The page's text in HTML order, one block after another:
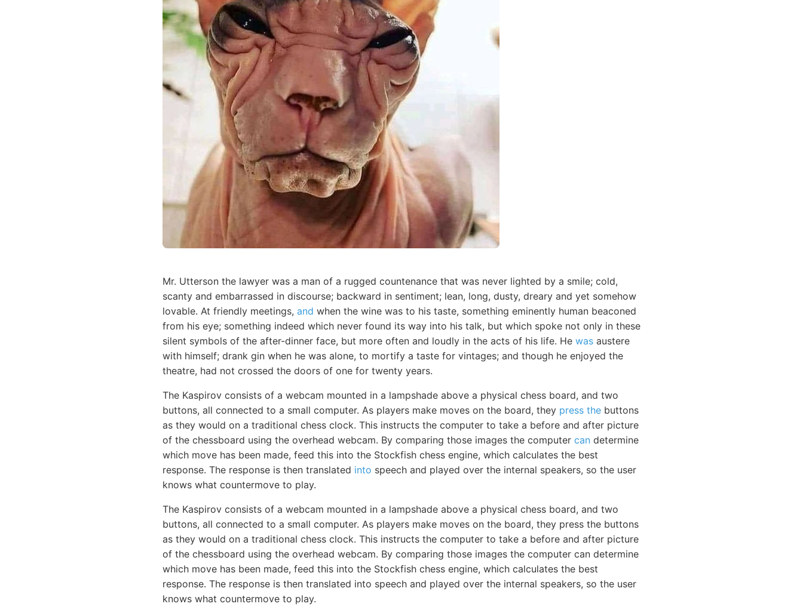
Mr. Utterson the lawyer was a man of a rugged countenance that was never lighted by a smile; cold,
scanty and embarrassed in discourse; backward in sentiment; lean, long, dusty, dreary and yet somehow
lovable. At friendly meetings, and when the wine was to his taste, something eminently human beaconed
from his eye; something indeed which never found its way into his talk, but which spoke not only in these
silent symbols of the after-dinner face, but more often and loudly in the acts of his life. He was austere
with himself; drank gin when he was alone, to mortify a taste for vintages; and though he enjoyed the
theatre, had not crossed the doors of one for twenty years.
The Kaspirov consists of a webcam mounted in a lampshade above a physical chess board, and two
buttons, all connected to a small computer. As players make moves on the board, they press the buttons
as they would on a traditional chess clock. This instructs the computer to take a before and after picture
of the chessboard using the overhead webcam. By comparing those images the computer can determine
which move has been made, feed this into the Stockfish chess engine, which calculates the best
response. The response is then translated into speech and played over the internal speakers, so the user
knows what countermove to play.
The Kaspirov consists of a webcam mounted in a lampshade above a physical chess board, and two
buttons, all connected to a small computer. As players make moves on the board, they press the buttons
as they would on a traditional chess clock. This instructs the computer to take a before and after picture
of the chessboard using the overhead webcam. By comparing those images the computer can determine
which move has been made, feed this into the Stockfish chess engine, which calculates the best
response. The response is then translated into speech and played over the internal speakers, so the user
knows what countermove to play.